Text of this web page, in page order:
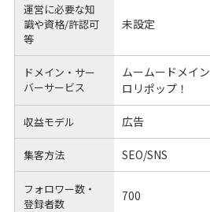
運営に必要な知
識や資格/許認可
等
未設定
ドメイン・サー
バーサービス
ムームードメイン
ロリポップ！
収益モデル 広告
集客方法 SEO/SNS
フォロワー数・
登録者数
700